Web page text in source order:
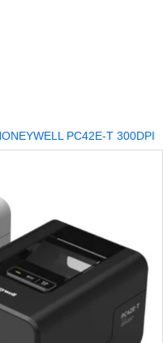
PC42E-T 300DPI